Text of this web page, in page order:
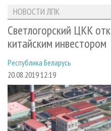
ЛЕСОЗАГОТОВКА
ЛЕСОПИЛЕНИЕ
СУШКА ДРЕВЕСИНЫ
ПРОИЗВОДСТВО
ДЕРЕВЯННОЕ
ПРОИЗВОДСТВО МЕБЕЛИ
НОВОСТИ ЛПК
НОВОСТИ ЖУРНАЛА
ПРОЕКТЫ ЛПИ
АНАЛИТИКА
ПРЕДПРИЯТИЯ ЛПК
ПЕРСОНЫ
МОБИЛЬНЫЕ ВЫСТАВКИ
ОФИЦИАЛЬНЫЕ ДЕЛЕГАЦИИ
ПРИОРИТЕТНЫЕ
АРХИВ ЖУРНАЛОВ
СТАТЬИ
О ЖУРНАЛЕ
ПОДПИСКА
КОНТАКТЫ
РЕКЛАМОДАТЕЛЯМ
РЕКЛАМА
РЕКЛАМА НА САЙТЕ
НОВОСТИ ЛПК
Светлогорский ЦКК
китайским инвестором
Республика Беларусь
20.08.2019 12:19